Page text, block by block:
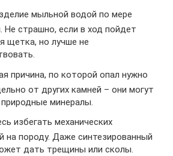
мыльной водой по мере
Не страшно, если в ход пойдет
щетка, но лучше не
причина, по которой опал нужно
от других камней – они могут
минералы.
избегать механических
на породу. Даже синтезированный
дать трещины или сколы.